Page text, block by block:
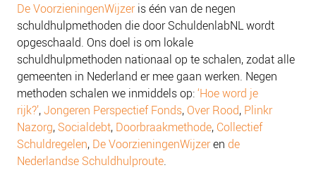
De VoorzieningenWijzeris één van de negen
schuldhulpmethoden die door SchuldenlabNL wordt
opgeschaald. Ons doel is om lokale
schuldhulpmethoden nationaal op te schalen, zodat alle
gemeenten in Nederland er mee gaan werken. Negen
methoden schalen we inmiddels op:‘Hoe word je
rijk?’,Jongeren Perspectief Fonds, Over Rood, Plinkr
Nazorg, Socialdebt, Doorbraakmethode, Collectief
Schuldregelen, De VoorzieningenWijzeren de
Nederlandse Schuldhulproute.